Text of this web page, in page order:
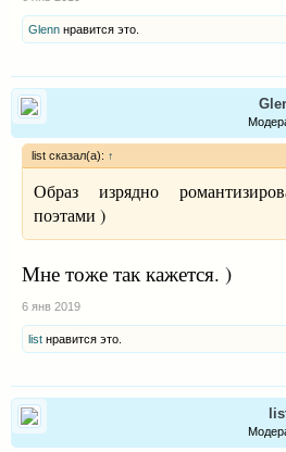
Glenn нравится это.
list сказал(а): ↑
Образ изрядно
поэтами )
Мне тоже так кажется. )
6 янв 2019
list нравится это.